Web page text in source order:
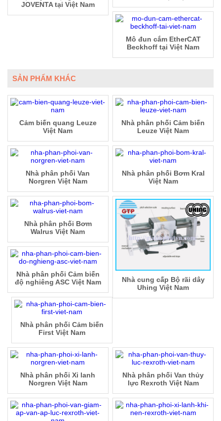
JOVENTA tại Việt Nam
Mô đun cắm EtherCAT
Beckhoff tại Việt Nam
SẢN PHẨM KHÁC
Cảm biến quang Leuze
Việt Nam
Nhà phân phối Cảm biến
Leuze Việt Nam
Nhà phân phối Van
Norgren Việt Nam
Nhà phân phối Bơm Kral
Việt Nam
Nhà phân phối Bơm
Walrus Việt Nam
Nhà cung cấp Bộ rãi dây
Uhing Việt Nam
Nhà phân phối Cảm biến
độ nghiêng ASC Việt Nam
Nhà phân phối Cảm biến
First Việt Nam
Nhà phân phối Xi lanh
Norgren Việt Nam
Nhà phân phối Van thủy
lực Rexroth Việt Nam